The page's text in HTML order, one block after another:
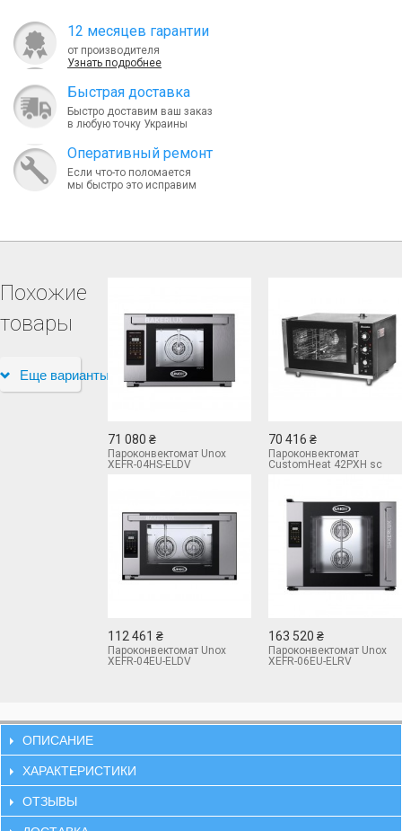
12 месяцев гарантии
от производителя
Узнать подробнее
Быcтрая доставка
Быстро доставим ваш заказ
в любую точку Украины
Оперативный ремонт
Если что-то поломается
мы быстро это исправим
Похожие
товары
Еще варианты
71 080 ₴
Пароконвектомат Unox
XEFR-04HS-ELDV
70 416 ₴
Пароконвектомат
CustomHeat 42PXH sc
112 461 ₴
Пароконвектомат Unox
XEFR-04EU-ELDV
163 520 ₴
Пароконвектомат Unox
XEFR-06EU-ELRV
ОПИСАНИЕ
ХАРАКТЕРИСТИКИ
ОТЗЫВЫ